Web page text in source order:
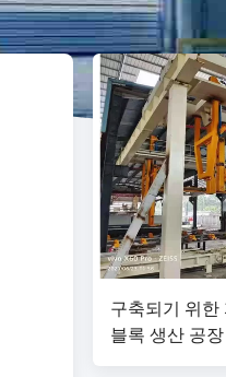
구축되기 위
블록 생산 공
전 크레인